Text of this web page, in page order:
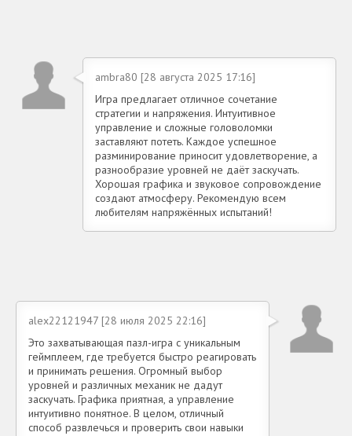
ambra80 [28 августа 2025 17:16]
Игра предлагает отличное сочетание
стратегии и напряжения. Интуитивное
управление и сложные головоломки
заставляют потеть. Каждое успешное
разминирование приносит удовлетворение, а
разнообразие уровней не даёт заскучать.
Хорошая графика и звуковое сопровождение
создают атмосферу. Рекомендую всем
любителям напряжённых испытаний!
alex22121947 [28 июля 2025 22:16]
Это захватывающая пазл-игра с уникальным
геймплеем, где требуется быстро реагировать
и принимать решения. Огромный выбор
уровней и различных механик не дадут
заскучать. Графика приятная, а управление
интуитивно понятное. В целом, отличный
способ развлечься и проверить свои навыки